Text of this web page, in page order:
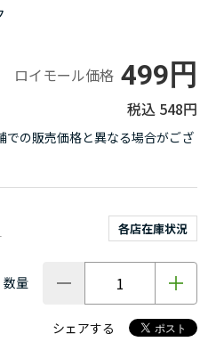
ロイモール価格 499円
548円
での販売価格と異なる場合がござ
各店在庫状況
数量
シェアする